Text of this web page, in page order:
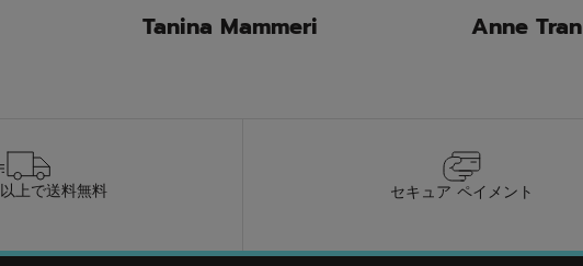
Tanina Mammeri Anne Tran
上で送料無料 セキュア ペイメント